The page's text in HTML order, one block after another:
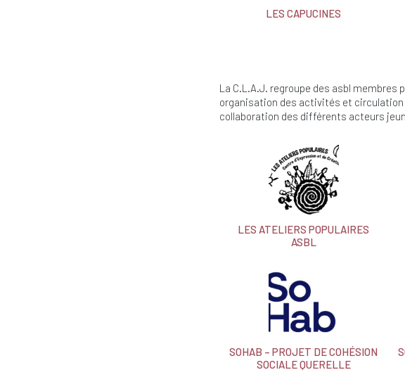
LES CAPUCINES
La C.L.A.J. regroupe des asbl
organisation des activités et
collaboration des différents acteurs
LES ATELIERS POPULAIRES
ASBL
SOHAB – PROJET DE COHÉSION
SOCIALE QUERELLE